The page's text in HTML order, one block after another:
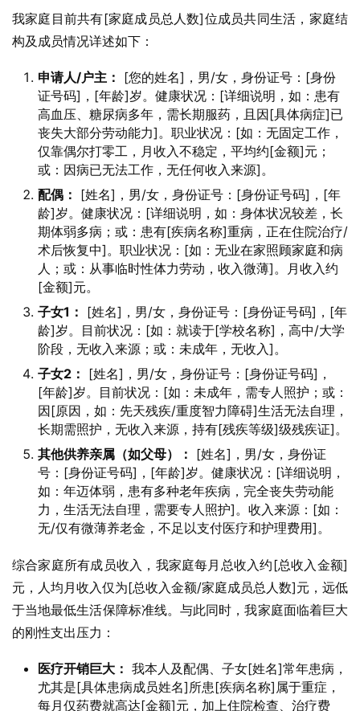
我家庭目前共有[家庭成员总人数]位成员共同生活，家庭结
构及成员情况详述如下：
申请人/户主： [您的姓名]，男/女，身份证号：[身份
证号码]，[年龄]岁。健康状况：[详细说明，如：患有
高血压、糖尿病多年，需长期服药，且因[具体病症]已
丧失大部分劳动能力]。职业状况：[如：无固定工作，
仅靠偶尔打零工，月收入不稳定，平均约[金额]元；
或：因病已无法工作，无任何收入来源]。
配偶： [姓名]，男/女，身份证号：[身份证号码]，[年
龄]岁。健康状况：[详细说明，如：身体状况较差，长
期体弱多病；或：患有[疾病名称]重病，正在住院治疗/
术后恢复中]。职业状况：[如：无业在家照顾家庭和病
人；或：从事临时性体力劳动，收入微薄]。月收入约
[金额]元。
子女1： [姓名]，男/女，身份证号：[身份证号码]，[年
龄]岁。目前状况：[如：就读于[学校名称]，高中/大学
阶段，无收入来源；或：未成年，无收入]。
子女2： [姓名]，男/女，身份证号：[身份证号码]，
[年龄]岁。目前状况：[如：未成年，需专人照护；或：
因[原因，如：先天残疾/重度智力障碍]生活无法自理，
长期需照护，无收入来源，持有[残疾等级]级残疾证]。
其他供养亲属（如父母）： [姓名]，男/女，身份证
号：[身份证号码]，[年龄]岁。健康状况：[详细说明，
如：年迈体弱，患有多种老年疾病，完全丧失劳动能
力，生活无法自理，需要专人照护]。收入来源：[如：
无/仅有微薄养老金，不足以支付医疗和护理费用]。
综合家庭所有成员收入，我家庭每月总收入约[总收入金额]
元，人均月收入仅为[总收入金额/家庭成员总人数]元，远低
于当地最低生活保障标准线。与此同时，我家庭面临着巨大
的刚性支出压力：
医疗开销巨大： 我本人及配偶、子女[姓名]常年患病，
尤其是[具体患病成员姓名]所患[疾病名称]属于重症，
每月仅药费就高达[金额]元，加上住院检查、治疗费